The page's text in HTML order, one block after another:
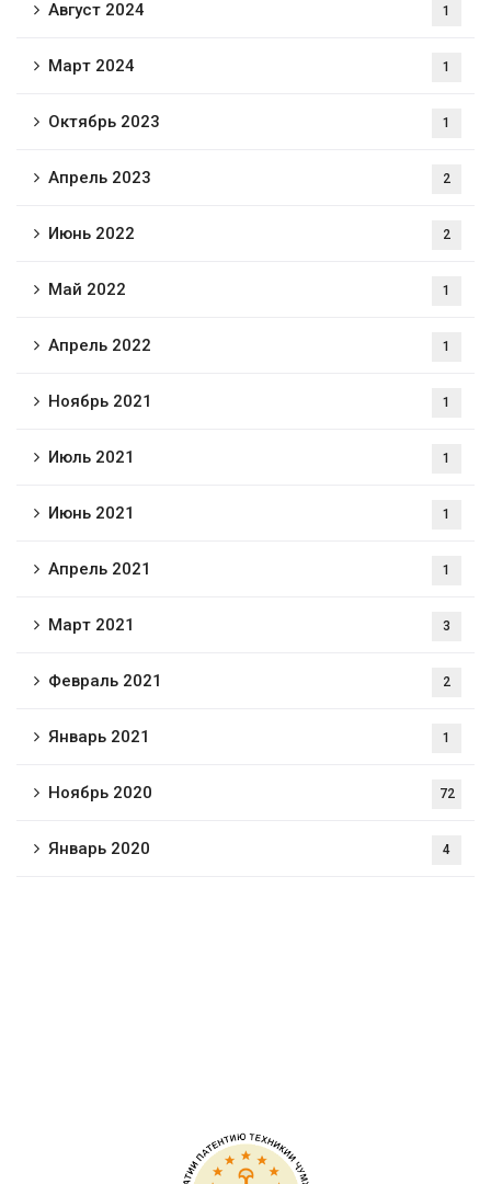
Август 2024 1
Март 2024 1
Октябрь 2023 1
Апрель 2023 2
Июнь 2022 2
Май 2022 1
Апрель 2022 1
Ноябрь 2021 1
Июль 2021 1
Июнь 2021 1
Апрель 2021 1
Март 2021 3
Февраль 2021 2
Январь 2021 1
Ноябрь 2020 72
Январь 2020 4